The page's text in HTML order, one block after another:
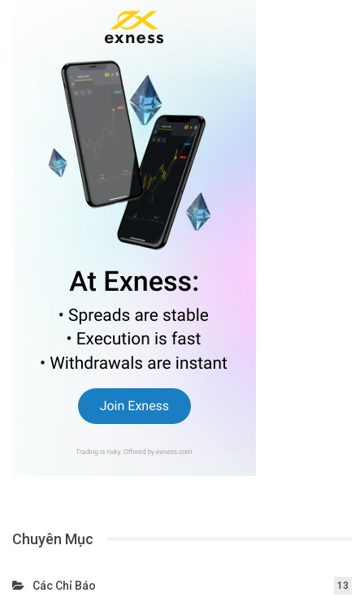
Chuyên Mục
Các Chỉ Báo 13